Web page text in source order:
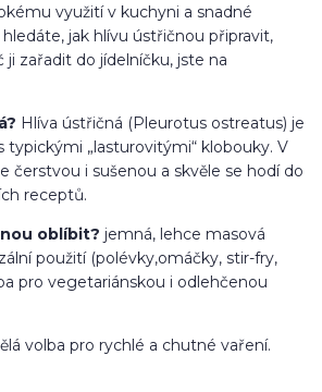
využití v kuchyni a snadné
jak hlívu ústřičnou připravit,
ji zařadit do jídelníčku, jste na
Hlíva ústřičná (Pleurotus ostreatus) je
typickými „lasturovitými“ klobouky. V
čerstvou i sušenou a skvěle se hodí do
receptů.
oblíbit? jemná, lehce masová
použití (polévky,omáčky, stir-fry,
pro vegetariánskou i odlehčenou
volba pro rychlé a chutné vaření.